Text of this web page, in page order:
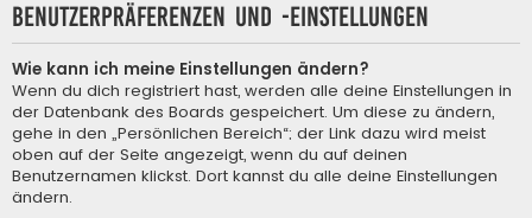
Benutzerpräferenzen und -einstellungen
Wie kann ich meine Einstellungen ändern?
Wenn du dich registriert hast, werden alle deine Einstellungen in
der Datenbank des Boards gespeichert. Um diese zu ändern,
gehe in den „Persönlichen Bereich“; der Link dazu wird meist
oben auf der Seite angezeigt, wenn du auf deinen
Benutzernamen klickst. Dort kannst du alle deine Einstellungen
ändern.